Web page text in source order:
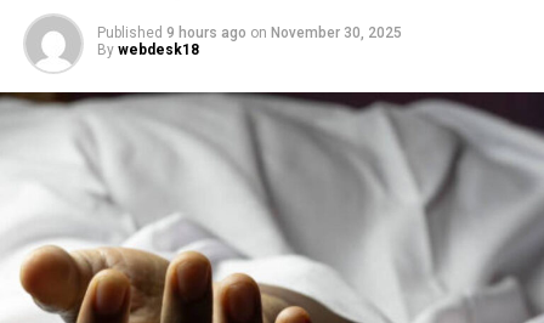
Published 9 hours ago on November 30, 2025
By webdesk18